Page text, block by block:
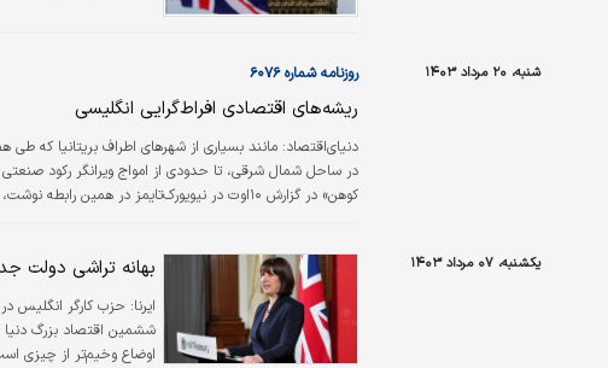
شنبه، ۲۰ مرداد ۱۴۰۳ روزنامه شماره ۶۰۷۶
ریشه‌های اقتصادی افراط‌گرایی انگلیسی
دنیای‌اقتصاد: مانند بسیاری از شهرهای اطراف بریتانیا که
کوهن» در گزارش ۱۰اوت در نیویورک‌تایمز در
یکشنبه، ۰۷ مرداد ۱۴۰۳ بهانه تراشی دولت
ایرنا:
ششمین اقتصاد بزرگ
اوضاع وخیم‌تر از چیزی